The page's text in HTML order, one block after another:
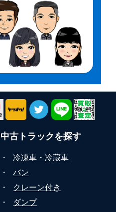
中古トラックを探す
・
冷凍車・冷蔵車
・
バン
・
クレーン付き
・
ダンプ